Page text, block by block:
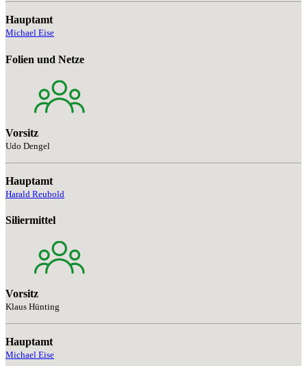
Hauptamt
Michael Eise
Folien und Netze
Vorsitz
Udo Dengel
Hauptamt
Harald Reubold
Siliermittel
Vorsitz
Klaus Hünting
Hauptamt
Michael Eise